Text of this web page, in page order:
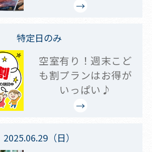
特定日のみ
空室有り！週末こど
も割プランはお得が
いっぱい♪
2025.06.29（日）